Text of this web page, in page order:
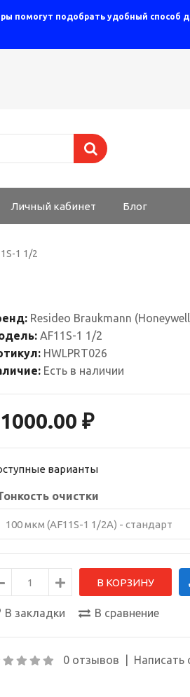
подобрать удобный способ
Личный кабинет Блог
1 1/2
Resideo Braukmann
AF11S-1 1/2
HWLPRT026
Есть в наличии
₽
варианты
очистки
В закладки В сравнение
0 отзывов Написать